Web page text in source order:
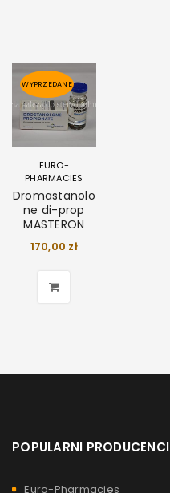
WYPRZEDANE
EURO-
PHARMACIES
Dromastanolo
ne di-prop
MASTERON
170,00 zł
POPULARNI PRODUCENCI
Euro-Pharmacies